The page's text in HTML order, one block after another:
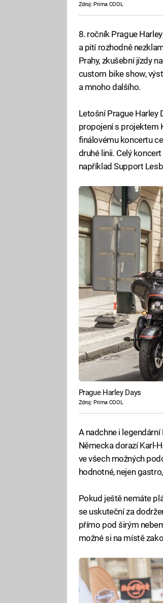
Zdroj: Prima COOL
8. ročník Prague
a pití rozhodně
Prahy, zkušební jízdy
custom bike show,
a mnoho dalšího.
Letošní Prague Harley
propojení s projektem
finálovému koncertu
druhé linii. Celý
například Support
Prague Harley Days
Zdroj: Prima COOL
A nadchne i
Německa dorazí Karl-
ve všech možných
hodnotné, nejen
Pokud ještě nemáte
se uskuteční za
přímo pod širým
možné si na místě